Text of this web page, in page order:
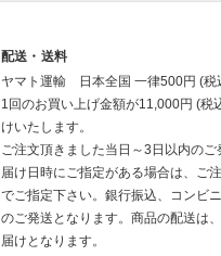
配送・送料
ヤマト運輸 日本全国 一律500円 (税
1回のお買い上げ金額が11,000円 (税
けいたします。
ご注文頂きました当日～3日以内の
届け日時にご指定がある場合は、ご
でご指定下さい。銀行振込、コンビ
のご発送となります。商品の配送は
届けとなります。